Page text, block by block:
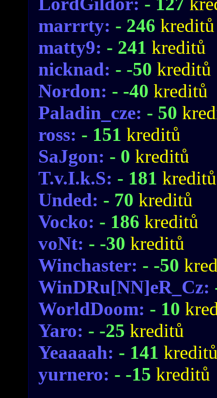
marrrty: - 246 kreditů
matty9: - 241 kreditů
nicknad: - -50 kreditů
Nordon: - -40 kreditů
Paladin_cze: - 50
ross: - 151 kreditů
SaJgon: - 0 kreditů
T.v.I.k.S: - 181 kreditů
Unded: - 70 kreditů
Vocko: - 186 kreditů
voNt: - -30 kreditů
Winchaster: - -50
WinDRu[NN]eR_Cz:
WorldDoom: - 10
Yaro: - -25 kreditů
Yeaaaah: - 141
yurnero: - -15 kreditů